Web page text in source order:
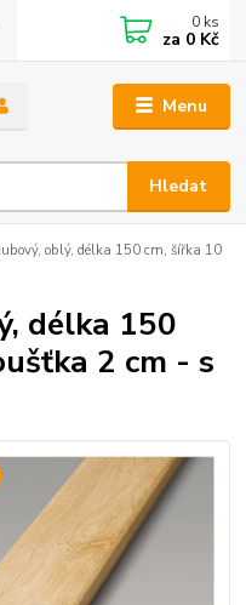
Menu
Hledat
0 ks
za 0 Kč
oblý, délka 150 cm, šířka 10
délka 150
2 cm - s